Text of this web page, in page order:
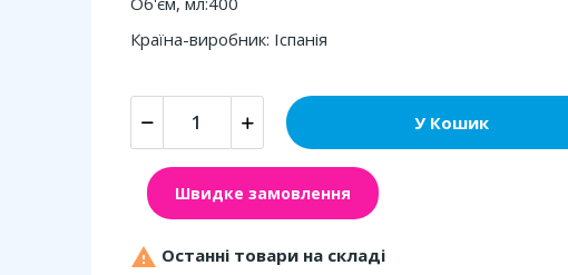
Країна-виробник: Іспанія
У Кошик
Швидке замовлення
 Останні товари на складі